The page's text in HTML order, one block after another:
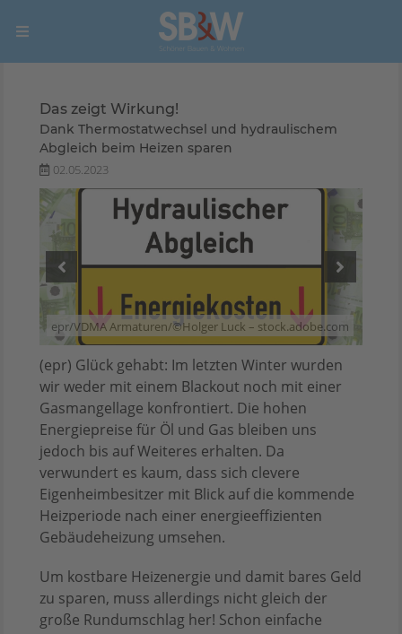
Das zeigt Wirkung!
Dank Thermostatwechsel und hydraulischem
Abgleich beim Heizen sparen
02.05.2023
epr/VDMA Armaturen/©Holger Luck – stock.adobe.com
(epr) Glück gehabt: Im letzten Winter wurden
wir weder mit einem Blackout noch mit einer
Gasmangellage konfrontiert. Die hohen
Energiepreise für Öl und Gas bleiben uns
jedoch bis auf Weiteres erhalten. Da
verwundert es kaum, dass sich clevere
Eigenheimbesitzer mit Blick auf die kommende
Heizperiode nach einer energieeffizienten
Gebäudeheizung umsehen.
Um kostbare Heizenergie und damit bares Geld
zu sparen, muss allerdings nicht gleich der
große Rundumschlag her! Schon einfache